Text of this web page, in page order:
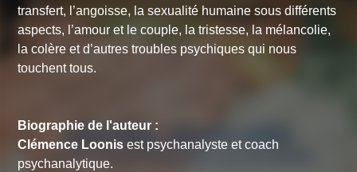
transfert, l’angoisse, la sexualité humaine sous différents
aspects, l’amour et le couple, la tristesse, la mélancolie,
la colère et d’autres troubles psychiques qui nous
touchent tous.
Biographie de l'auteur :
Clémence Loonis est psychanalyste et coach
psychanalytique.